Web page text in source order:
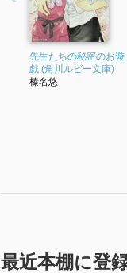
先生たちの秘密のお遊
戯 (角川ルビー文庫)
榛名悠
最近本棚に登